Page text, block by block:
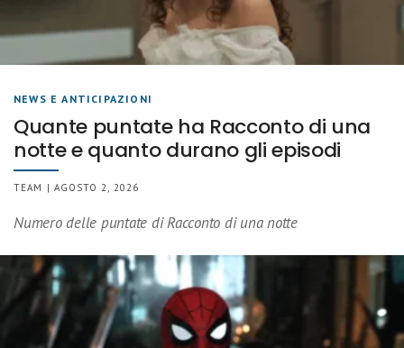
NEWS E ANTICIPAZIONI
Quante puntate ha Racconto di una
notte e quanto durano gli episodi
TEAM | AGOSTO 2, 2026
Numero delle puntate di Racconto di una notte